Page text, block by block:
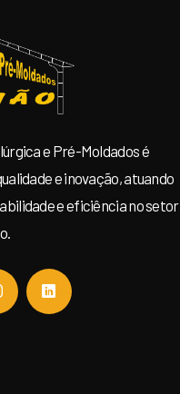
e Pré-Moldados é
e inovação, atuando
e eficiência no setor